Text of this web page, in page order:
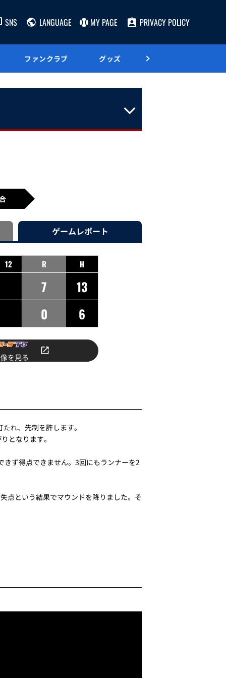
SNS LANGUAGE MY PAGE PRIVACY POLICY
ファンクラブ グッズ
ゲームレポート
12 R H
7
13
0
6
を見る
れ、先制を許します。
となります。
ず得点できません。3回にもランナーを2
点という結果でマウンドを降りました。そ